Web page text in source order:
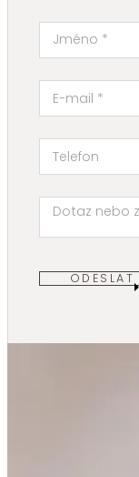
ODESLAT